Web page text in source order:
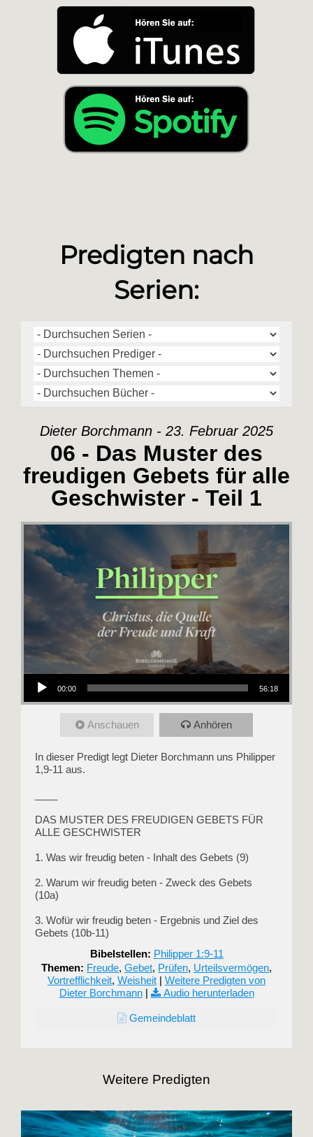
Predigten nach
Serien:
Dieter Borchmann - 23. Februar 2025
06 - Das Muster des
freudigen Gebets für alle
Geschwister - Teil 1
Audio-Player
00:00 56:18
Anschauen Anhören
In dieser Predigt legt Dieter Borchmann uns Philipper
1,9-11 aus.
DAS MUSTER DES FREUDIGEN GEBETS FÜR
ALLE GESCHWISTER
1. Was wir freudig beten - Inhalt des Gebets (9)
2. Warum wir freudig beten - Zweck des Gebets
(10a)
3. Wofür wir freudig beten - Ergebnis und Ziel des
Gebets (10b-11)
Bibelstellen: Philipper 1:9-11
Themen: Freude, Gebet, Prüfen, Urteilsvermögen,
Vortrefflichkeit, Weisheit | Weitere Predigten von
Dieter Borchmann| Audio herunterladen
Gemeindeblatt
Weitere Predigten